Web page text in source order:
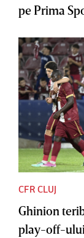
pe Prima
CFR CLUJ
Ghinion
play-off-